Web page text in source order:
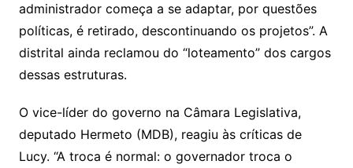
administrador começa a se adaptar, por questões
políticas, é retirado, descontinuando os projetos”. A
distrital ainda reclamou do “loteamento” dos cargos
dessas estruturas.
O vice-líder do governo na Câmara Legislativa,
deputado Hermeto (MDB), reagiu às críticas de
Lucy. “A troca é normal: o governador troca o